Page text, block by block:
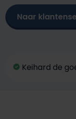
Naar
Keihard de